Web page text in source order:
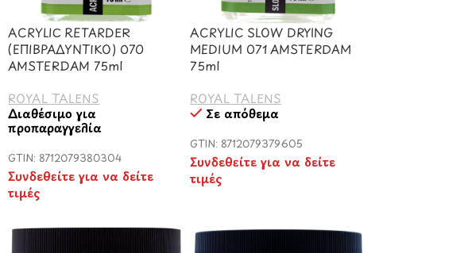
ACRYLIC RETARDER
(ΕΠΙΒΡΑΔΥΝΤΙΚΟ) 070
AMSTERDAM 75ml
ROYAL TALENS
Διαθέσιμο για
προπαραγγελία
GTIN: 8712079380304
Συνδεθείτε για να δείτε
τιμές
ACRYLIC SLOW DRYING
MEDIUM 071 AMSTERDAM
75ml
ROYAL TALENS
Σε απόθεμα
GTIN: 8712079379605
Συνδεθείτε για να δείτε
τιμές